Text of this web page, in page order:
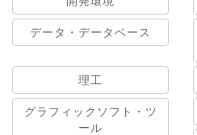
データ・データベース
理工
グラフィックソフト・ツ
ール